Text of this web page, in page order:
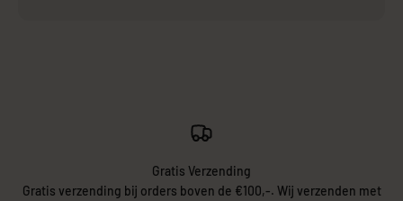
Gratis Verzending
Gratis verzending bij orders boven de €100,-. Wij verzenden met